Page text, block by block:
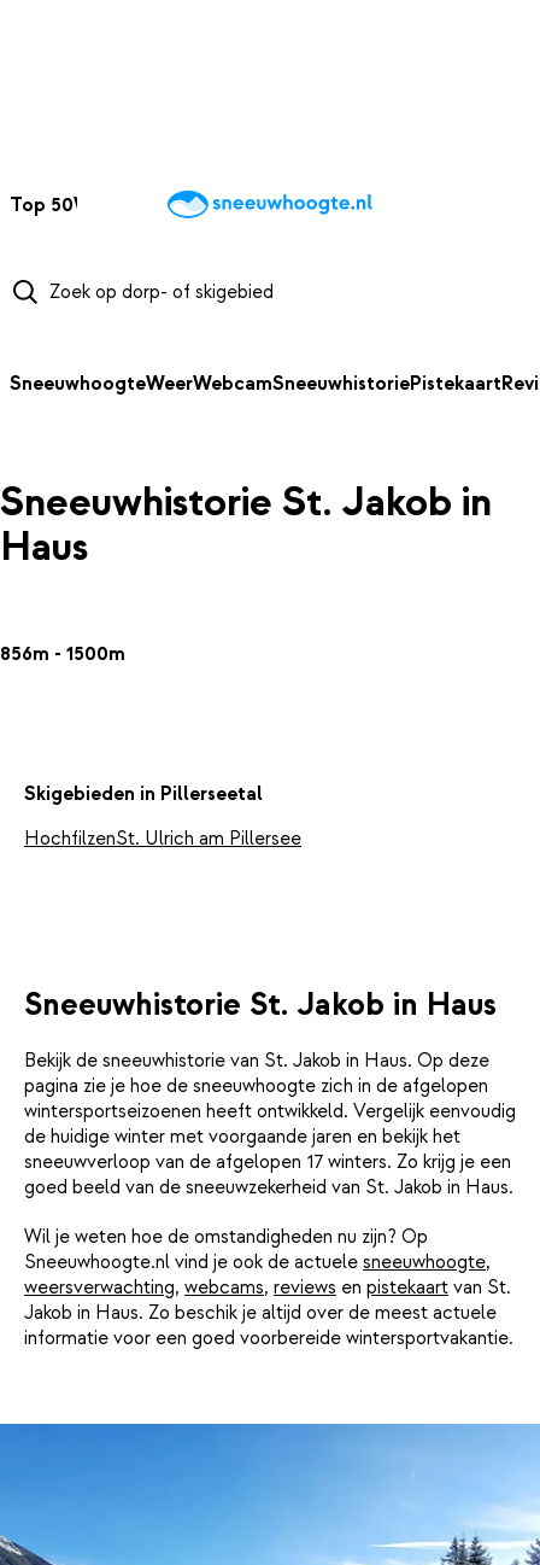
Top 50Webcams WintersportweerKaarten
SneeuwhoogteWeerWebcamSneeuwhistoriePistekaart
Sneeuwhistorie St. Jakob in
Haus
856m - 1500m
Skigebieden in Pillerseetal
HochfilzenSt. Ulrich am Pillersee
Sneeuwhistorie St. Jakob in Haus
Bekijk de sneeuwhistorie van St. Jakob in Haus. Op deze
pagina zie je hoe de sneeuwhoogte zich in de afgelopen
wintersportseizoenen heeft ontwikkeld. Vergelijk eenvoudig
de huidige winter met voorgaande jaren en bekijk het
sneeuwverloop van de afgelopen 17 winters. Zo krijg je een
goed beeld van de sneeuwzekerheid van St. Jakob in Haus.
Wil je weten hoe de omstandigheden nu zijn? Op
Sneeuwhoogte.nl vind je ook de actuele sneeuwhoogte,
weersverwachting, webcams, reviews en pistekaart van St.
Jakob in Haus. Zo beschik je altijd over de meest actuele
informatie voor een goed voorbereide wintersportvakantie.